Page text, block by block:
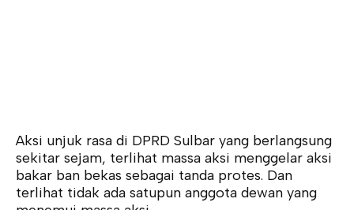
Aksi unjuk rasa di DPRD Sulbar yang berlangsung
sekitar sejam, terlihat massa aksi menggelar aksi
bakar ban bekas sebagai tanda protes. Dan
terlihat tidak ada satupun anggota dewan yang